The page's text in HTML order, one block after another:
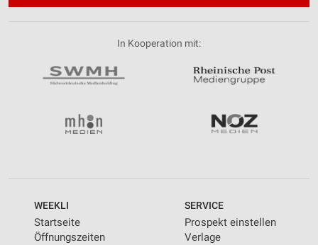
In Kooperation mit:
WEEKLI
Startseite
Öffnungszeiten
SERVICE
Prospekt einstellen
Verlage